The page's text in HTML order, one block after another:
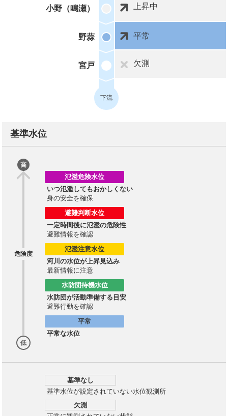
小野（鳴瀬） 上昇中
野蒜 平常
宮戸 欠測
下流
基準水位
高
危険度
低
氾濫危険水位
いつ氾濫してもおかしくない
身の安全を確保
避難判断水位
一定時間後に氾濫の危険性
避難情報を確認
氾濫注意水位
河川の水位が上昇見込み
最新情報に注意
水防団待機水位
水防団が活動準備する目安
避難行動を確認
平常
平常な水位
基準なし
基準水位が設定されていない水位観測所
欠測